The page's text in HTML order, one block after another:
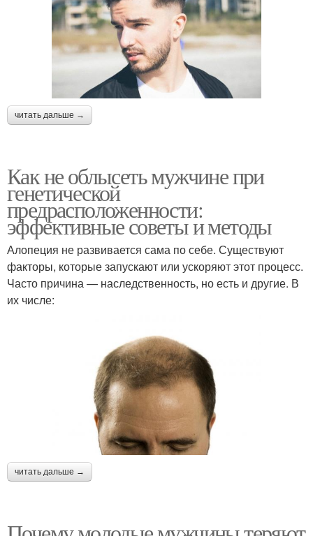
читать дальше →
Как не облысеть мужчине при
генетической
предрасположенности:
эффективные советы и методы
Алопеция не развивается сама по себе. Существуют
факторы, которые запускают или ускоряют этот процесс.
Часто причина — наследственность, но есть и другие. В
их числе:
читать дальше →